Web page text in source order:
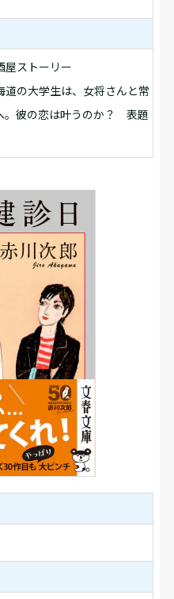
屋ストーリー
の大学生は、女将さんと常
。彼の恋は叶うのか？ 表題